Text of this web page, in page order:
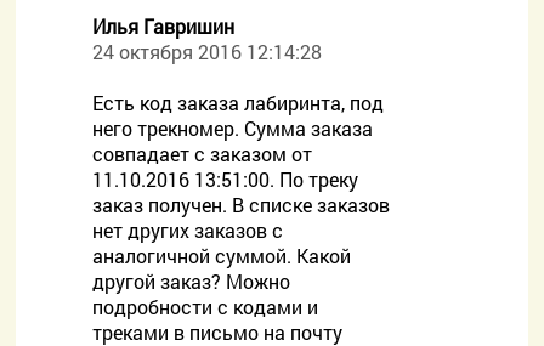
Илья Гавришин
24 октября 2016 12:14:28
Есть код заказа лабиринта, под
него трекномер. Сумма заказа
совпадает с заказом от
11.10.2016 13:51:00. По треку
заказ получен. В списке заказов
нет других заказов с
аналогичной суммой. Какой
другой заказ? Можно
подробности с кодами и
треками в письмо на почту